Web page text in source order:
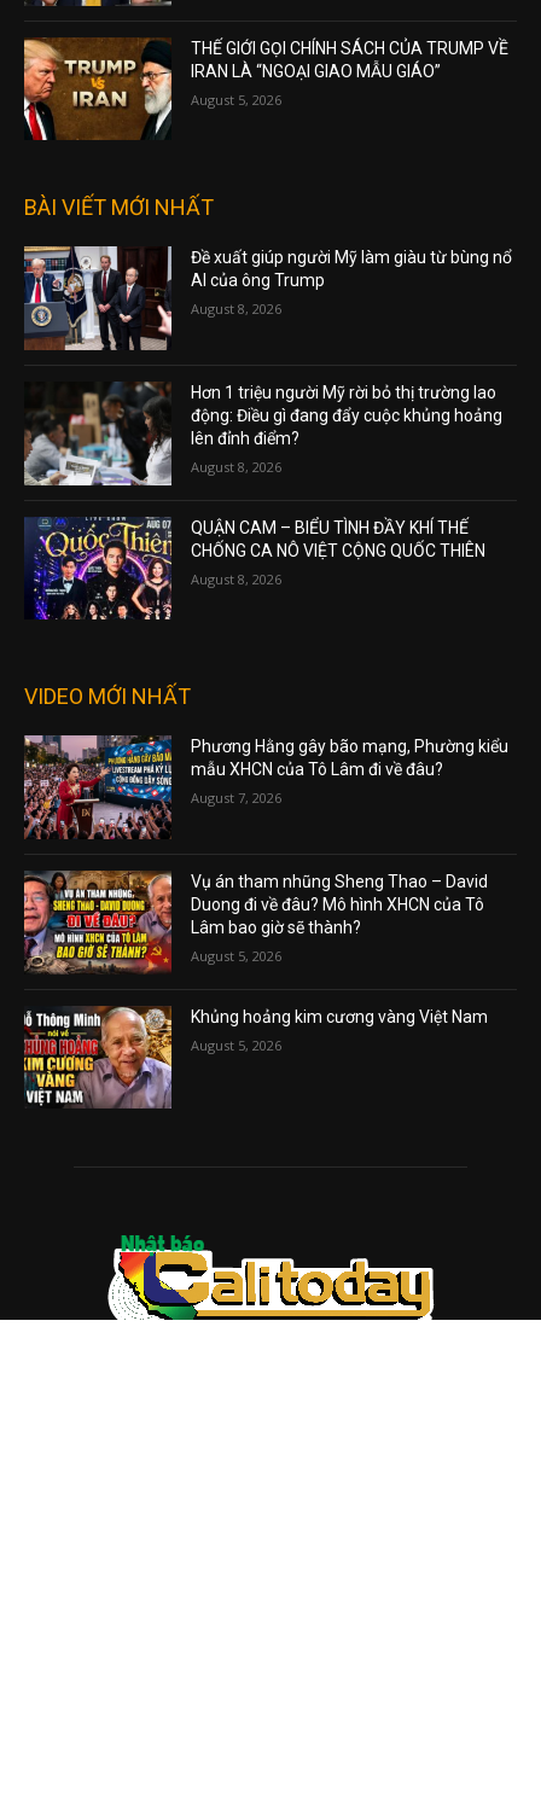
THẾ GIỚI GỌI CHÍNH SÁCH CỦA TRUMP VỀ
IRAN LÀ “NGOẠI GIAO MẪU GIÁO”
August 5, 2026
BÀI VIẾT MỚI NHẤT
Đề xuất giúp người Mỹ làm giàu từ bùng nổ
AI của ông Trump
August 8, 2026
Hơn 1 triệu người Mỹ rời bỏ thị trường lao
động: Điều gì đang đẩy cuộc khủng hoảng
lên đỉnh điểm?
August 8, 2026
QUẬN CAM – BIỂU TÌNH ĐẦY KHÍ THẾ
CHỐNG CA NÔ VIỆT CỘNG QUỐC THIÊN
August 8, 2026
VIDEO MỚI NHẤT
Phương Hằng gây bão mạng, Phường kiểu
mẫu XHCN của Tô Lâm đi về đâu?
August 7, 2026
Vụ án tham nhũng Sheng Thao – David
Duong đi về đâu? Mô hình XHCN của Tô
Lâm bao giờ sẽ thành?
August 5, 2026
Khủng hoảng kim cương vàng Việt Nam
August 5, 2026